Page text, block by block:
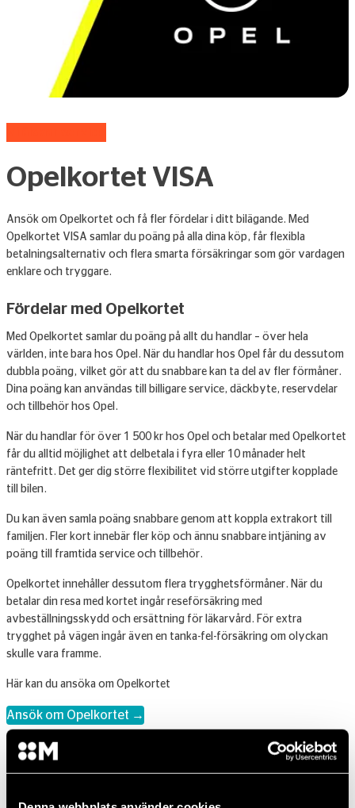
Opelkortet VISA
Ansök om Opelkortet och få fler fördelar i ditt bilägande. Med
Opelkortet VISA samlar du poäng på alla dina köp, får flexibla
betalningsalternativ och flera smarta försäkringar som gör vardagen
enklare och tryggare.
Fördelar med Opelkortet
Med Opelkortet samlar du poäng på allt du handlar – över hela
världen, inte bara hos Opel. När du handlar hos Opel får du dessutom
dubbla poäng, vilket gör att du snabbare kan ta del av fler förmåner.
Dina poäng kan användas till billigare service, däckbyte, reservdelar
och tillbehör hos Opel.
När du handlar för över 1 500 kr hos Opel och betalar med Opelkortet
får du alltid möjlighet att delbetala i fyra eller 10 månader helt
räntefritt. Det ger dig större flexibilitet vid större utgifter kopplade
till bilen.
Du kan även samla poäng snabbare genom att koppla extrakort till
familjen. Fler kort innebär fler köp och ännu snabbare intjäning av
poäng till framtida service och tillbehör.
Opelkortet innehåller dessutom flera trygghetsförmåner. När du
betalar din resa med kortet ingår reseförsäkring med
avbeställningsskydd och ersättning för läkarvård. För extra
trygghet på vägen ingår även en tanka-fel-försäkring om olyckan
skulle vara framme.
Här kan du ansöka om Opelkortet
Ansök om Opelkortet →
Vanliga frågor och svar